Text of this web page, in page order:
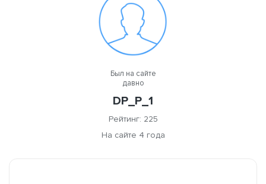
Был на сайте
давно
DP_P_1
Рейтинг: 225
На сайте 4 года